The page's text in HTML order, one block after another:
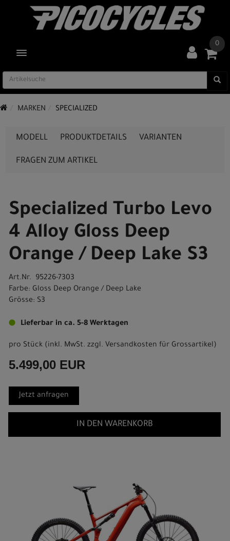
TOGGLE NAVIGATION
0
MARKEN SPECIALIZED
MODELL PRODUKTDETAILS VARIANTEN
FRAGEN ZUM ARTIKEL
Specialized Turbo Levo
4 Alloy Gloss Deep
Orange / Deep Lake S3
Art.Nr. 95226-7303
Farbe: Gloss Deep Orange / Deep Lake
Grösse: S3
Lieferbar in ca. 5-8 Werktagen
pro Stück (inkl. MwSt. zzgl. Versandkosten für Grossartikel)
5.499,00 EUR
Jetzt anfragen
IN DEN WARENKORB